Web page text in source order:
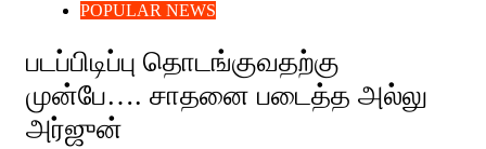
POPULAR NEWS
படப்பிடிப்பு தொடங்குவதற்கு
முன்பே…. சாதனை படைத்த அல்லு
அர்ஜுன்